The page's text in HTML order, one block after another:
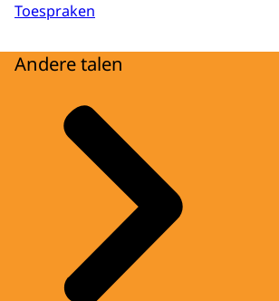
Toespraken
Andere talen